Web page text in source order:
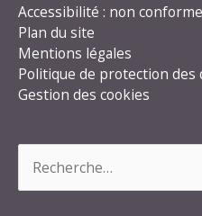
Accessibilité : non conforme
Plan du site
Mentions légales
Politique de protection des
Gestion des cookies